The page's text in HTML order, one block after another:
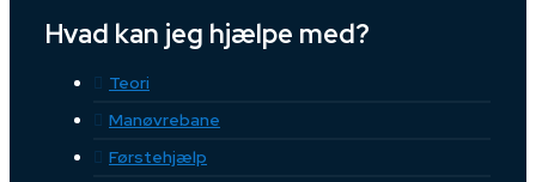
Hvad kan jeg hjælpe med?
Teori
Manøvrebane
Førstehjælp